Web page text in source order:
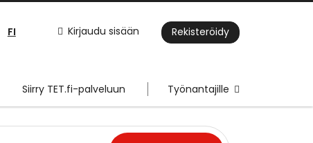
Kirjaudu sisään Rekisteröidy
FI
Siirry TET.fi-palveluun Työnantajille